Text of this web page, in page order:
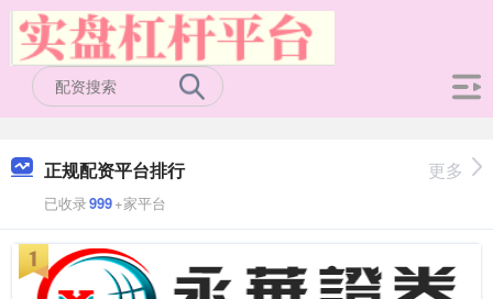
正规配资平台排行
已收录999+家平台
更多